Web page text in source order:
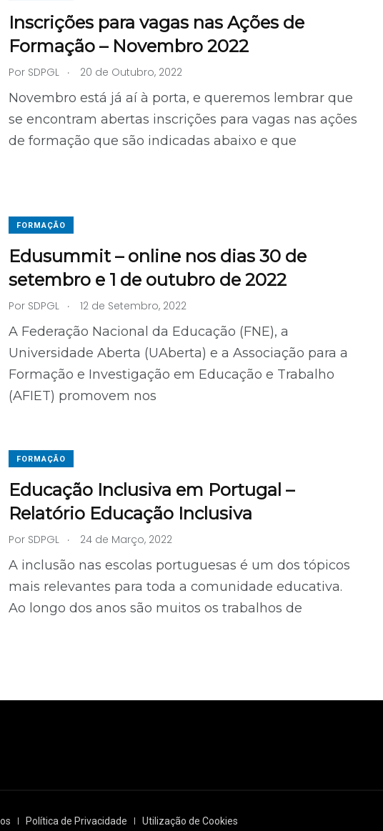
Inscrições para vagas nas Ações de
Formação – Novembro 2022
Por SDPGL . 20 de Outubro, 2022
Novembro está já aí à porta, e queremos lembrar que
se encontram abertas inscrições para vagas nas ações
de formação que são indicadas abaixo e que
FORMAÇÃO
Edusummit – online nos dias 30 de
setembro e 1 de outubro de 2022
Por SDPGL . 12 de Setembro, 2022
A Federação Nacional da Educação (FNE), a
Universidade Aberta (UAberta) e a Associação para a
Formação e Investigação em Educação e Trabalho
(AFIET) promovem nos
FORMAÇÃO
Educação Inclusiva em Portugal –
Relatório Educação Inclusiva
Por SDPGL . 24 de Março, 2022
A inclusão nas escolas portuguesas é um dos tópicos
mais relevantes para toda a comunidade educativa.
Ao longo dos anos são muitos os trabalhos de
Política de Privacidade Utilização de Cookies